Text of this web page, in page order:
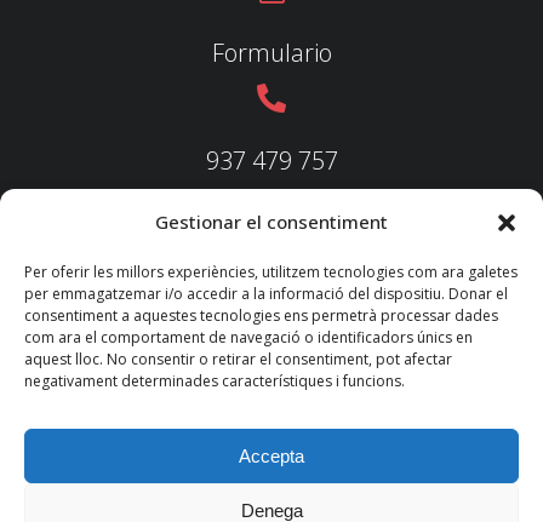
Gestionar el consentiment
Per oferir les millors experiències, utilitzem tecnologies com ara galetes
per emmagatzemar i/o accedir a la informació del dispositiu. Donar el
consentiment a aquestes tecnologies ens permetrà processar dades
com ara el comportament de navegació o identificadors únics en
aquest lloc. No consentir o retirar el consentiment, pot afectar
negativament determinades característiques i funcions.
Accepta
Denega
Formulario
937 479 757
937 479 758
federacio@fedecatjudo.cat